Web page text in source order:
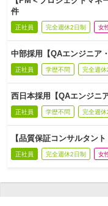
件
正社員 完全週休2日制 女
中部採用【QAエンジニア
正社員 学歴不問 完全週休
西日本採用【QAエンジニ
正社員 学歴不問 完全週休
【品質保証コンサルタン
正社員 完全週休2日制 女